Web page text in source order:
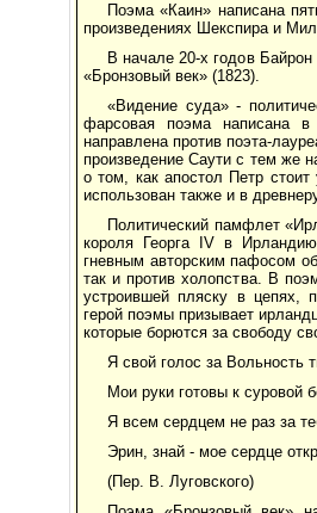
Поэма «Каин» написана
произведениях Шекспира и
В начале 20-х годов
«Бронзовый век» (1823).
«Видение суда» -
фарсовая поэма написана
направлена против поэта-
произведение Саути с тем же
о том, как апостол Петр
использован также и в
Политический памфлет
короля Георга IV в
гневным авторским пафосом
так и против холопства. В
устроившей пляску в цепях,
герой поэмы призывает
которые борются за свободу
Я свой голос за Вольность
Мои руки готовы к суровой
Я всем сердцем не раз за
Эрин, знай - мое сердце
(Пер. В. Луговского)